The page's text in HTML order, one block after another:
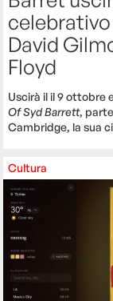
David
Floyd
Uscirà il il 9 ottobre
Of Syd Barrett,
Cambridge, la sua
Cultura